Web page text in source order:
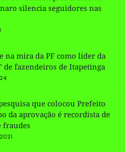
silencia seguidores nas
na mira da PF como líder da
de fazendeiros de Itapetinga
que colocou Prefeito
da aprovação é recordista de
fraudes